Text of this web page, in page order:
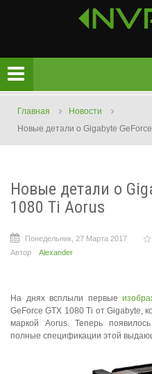
Главная
Новости
Новые детали о Gigabyte
Новые детали о
1080 Ti Aorus
Понедельник, 27 Марта 2017
Автор
Alexander
На днях всплыли первые
GeForce GTX 1080 Ti от Gigabyte,
маркой Aorus. Теперь
полные спецификации этой